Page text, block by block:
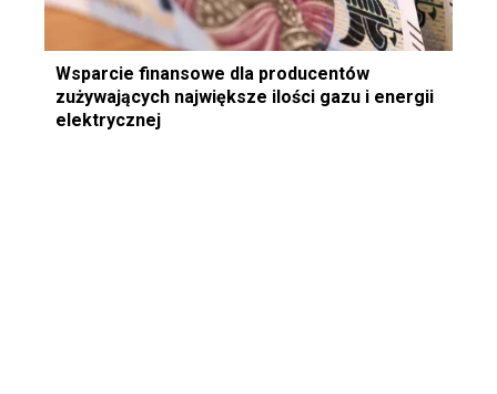
Wsparcie finansowe dla producentów
zużywających największe ilości gazu i energii
elektrycznej